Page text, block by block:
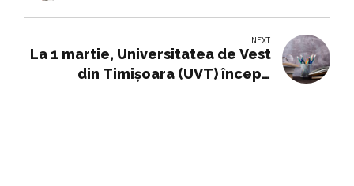
NEXT
La 1 martie, Universitatea de Vest
din Timișoara (UVT) începe